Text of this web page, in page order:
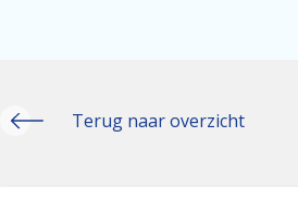
Terug naar overzicht